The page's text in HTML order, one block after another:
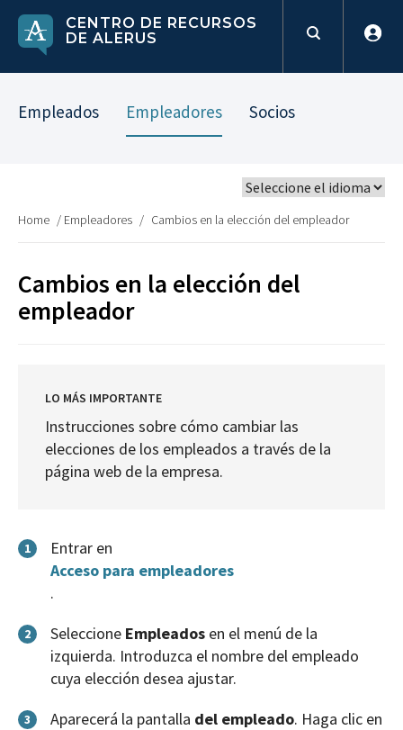
CENTRO DE RECURSOS
DE ALERUS
Empleados Empleadores Socios
Home / Empleadores / Cambios en la elección del empleador
Cambios en la elección del
empleador
LO MÁS IMPORTANTE
Instrucciones sobre cómo cambiar las
elecciones de los empleados a través de la
página web de la empresa.
1
Entrar en
Acceso para empleadores
.
2 Seleccione Empleados en el menú de la
izquierda. Introduzca el nombre del empleado
cuya elección desea ajustar.
3 Aparecerá la pantalla del empleado. Haga clic en